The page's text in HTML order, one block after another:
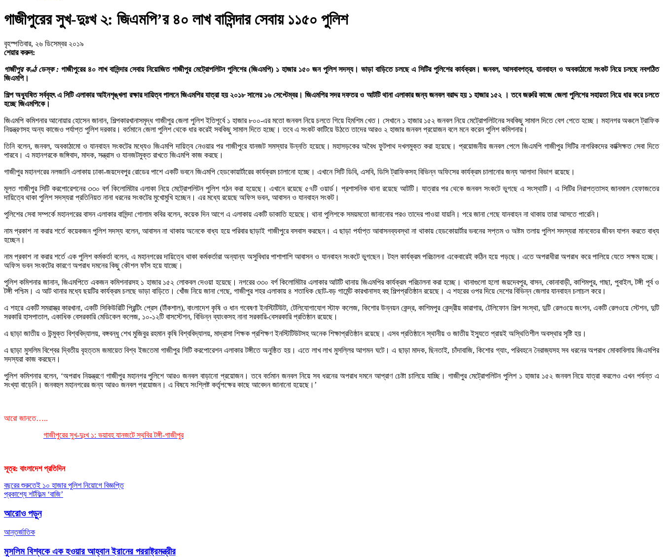
গাজীপুরের সুখ-দুঃখ ২: জিএমপি’র ৪০ লাখ বাসিন্দার সেবায় ১১৫০ পুলিশ
বৃহস্পতিবার, ২৬ ডিসেম্বর ২০১৯
শেয়ার করুন:
গাজীপুর কণ্ঠ ডেস্ক : গাজীপুরের ৪০ লাখ বাসিন্দার সেবায় নিয়োজিত গাজীপুর মেট্রোপলিটন পুলিশের (জিএমপি) ১ হাজার ১৫০ জন পুলিশ সদস্য। ভাড়া বাড়িতে চলছে এ সিটির পুলিশের কার্যক্রম। জনবল, আসবাবপত্র, যানবাহন ও অবকাঠামো সংকট নিয়ে চলছে নবগঠিত
জিএমপি।
শিল্প অধ্যুষিত সর্ববৃহৎ এ সিটি এলাকার আইনশৃঙ্খলা রক্ষার দায়িত্ব পালনে জিএমপির যাত্রা হয় ২০১৮ সালের ১৬ সেপ্টেম্বর। জিএমপির সদর দফতর ও আটটি থানা এলাকার জন্য জনবল বরাদ্দ হয় ১ হাজার ১৫২ । তবে জরুরি কাজে জেলা পুলিশের সহায়তা নিয়ে ধার করে চলতে
হচ্ছে জিএমপিকে।
জিএমপি কমিশনার আনোয়ার হোসেন জানান, শিল্পকারখানাসমৃদ্ধ গাজীপুর জেলা পুলিশ ইতিপূর্বে ১ হাজার ৮০০-এর মতো জনবল নিয়ে চলতে গিয়ে হিমশিম খেত। সেখানে ১ হাজার ১৫২ জনবল নিয়ে মেট্রোপলিটনের সবকিছু সামাল দিতে বেগ পেতে হচ্ছে। মহানগর অঞ্চলে ট্রাফিক
নিয়ন্ত্রণসহ অন্য কাজেও পর্যাপ্ত পুলিশ দরকার। বর্তমানে জেলা পুলিশ থেকে ধার করেই সবকিছু সামাল দিতে হচ্ছে। তবে এ সংকট কাটিয়ে উঠতে তাদের আরও ২ হাজার জনবল প্রয়োজন বলে মনে করেন পুলিশ কমিশনার।
তিনি বলেন, জনবল, অবকাঠামো ও যানবাহন সংকটের মধ্যেও জিএমপি দায়িত্ব নেওয়ার পর গাজীপুরে যানজট সমস্যার উন্নতি হয়েছে। মহাসড়কের অবৈধ ফুটপাথ দখলমুক্ত করা হয়েছে। প্রয়োজনীয় জনবল পেলে জিএমপি গাজীপুর সিটির নাগরিকদের কাক্সিক্ষত সেবা দিতে
পারবে। এ মহানগরকে জঙ্গিবাদ, মাদক, সন্ত্রাস ও যানজটমুক্ত রাখতে জিএমপি কাজ করছে।
গাজীপুর মহানগরের নলজানি এলাকায় ঢাকা-জয়দেবপুর রোডের পাশে একটি ভবনে জিএমপি হেডকোয়ার্টারের কার্যক্রম চালানো হচ্ছে। এখানে সিটি ডিবি, এসবি, ডিসি ট্রাফিকসহ বিভিন্ন অফিসের কার্যক্রম চালানোর জন্য আলাদা বিভাগ রয়েছে।
মূলত গাজীপুর সিটি করপোরেশনের ৩৩০ বর্গ কিলোমিটার এলাকা নিয়ে মেট্রোপলিটন পুলিশ গঠন করা হয়েছে। এখানে রয়েছে ৫৭টি ওয়ার্ড। প্রশাসনিক থানা রয়েছে আটটি। যাত্রার পর থেকে জনবল সংকটে ভুগছে এ সংস্থাটি। এ সিটির নিরাপত্তাসহ জানমাল হেফাজতের
দায়িত্বে থাকা পুলিশ সদস্যরা প্রতিনিয়ত নানা ধরনের সংকটের মুখোমুখি হচ্ছেন। এর মধ্যে রয়েছে অফিস ভবন, আবাসন ও যানবাহন সংকট।
পুলিশের সেবা সম্পর্কে মহানগরের বাসন এলাকার বাসিন্দা গোলাম কবির বলেন, কয়েক দিন আগে এ এলাকায় একটি ডাকাতি হয়েছে। থানা পুলিশকে সময়মতো জানানোর পরও তাদের পাওয়া যায়নি। পরে জানা গেছে যানবাহন না থাকায় তারা আসতে পারেনি।
নাম প্রকাশ না করার শর্তে কয়েকজন পুলিশ সদস্য বলেন, আবাসন না থাকায় অনেকে বাধ্য হয়ে পরিবার ছাড়াই গাজীপুরে বসবাস করছেন। এ ছাড়া পর্যাপ্ত আবাসনব্যবস্থা না থাকায় হেডকোয়ার্টার ভবনের সপ্তম ও অষ্টম তলায় পুলিশ সদস্যরা মানবেতর জীবন যাপন করতে বাধ্য
হচ্ছেন।
নাম প্রকাশ না করার শর্তে এক পুলিশ কর্মকর্তা বলেন, এ মহানগরের দায়িত্বে থাকা কর্মকর্তারা অন্যান্য অসুবিধার পাশাপাশি আবাসন ও যানবাহন সংকটে ভুগছেন। টহল কার্যক্রম পরিচালনা একেবারেই কঠিন হয়ে পড়ছে। এতে অপরাধীরা অপরাধ করে পালিয়ে যেতে সক্ষম হচ্ছে।
অফিস ভবন সংকটের কারণে অপরাধ দমনের কিছু কৌশল ফাঁস হয়ে যাচ্ছে।
পুলিশ কমিশনার জানান, জিএমপিতে একজন কমিশনারসহ ১ হাজার ১৫২ লোকবল দেওয়া হয়েছে। নগরের ৩৩০ বর্গ কিলোমিটার এলাকার আটটি থানায় জিএমপির কার্যক্রম পরিচালনা করা হচ্ছে। থানাগুলো হলো জয়দেবপুর, বাসন, কোনাবাড়ী, কাশিমপুর, গাছা, পুবাইল, টঙ্গী পূর্ব ও
টঙ্গী পশ্চিম। এ আট থানার মধ্যে ছয়টির কার্যক্রম চলছে ভাড়া বাড়িতে। খোঁজ নিয়ে জানা গেছে, গাজীপুর শহর এলাকায় ৪ শতাধিক ছোট-বড় গার্মেন্ট কারখানাসহ বহু শিল্পপ্রতিষ্ঠান রয়েছে। এ শহরের ওপর দিয়ে দেশের বিভিন্ন জেলার যানবাহন চলাচল করে।
এ শহরে একটি সমরাস্ত্র কারখানা, একটি সিকিউরিটি প্রিন্টিং প্রেস (টাঁকশাল), বাংলাদেশ কৃষি ও ধান গবেষণা ইনস্টিটিউট, টেলিযোগাযোগ স্টাফ কলেজ, কিশোর উন্নয়ন কেন্দ্র, কাশিমপুর কেন্দ্রীয় কারাগার, টেলিফোন শিল্প সংস্থা, দুটি রেলওয়ে জংশন, একটি রেলওয়ে স্টেশন, দুটি
সরকারি হাসপাতাল, একাধিক বেসরকারি মেডিকেল কলেজ, ১০-১২টি বাসস্টেশন, বিভিন্ন ব্যাংকসহ নানা সরকারি-বেসরকারি প্রতিষ্ঠান রয়েছে।
এ ছাড়া জাতীয় ও উন্মুক্ত বিশ্ববিদ্যালয়, বঙ্গবন্ধু শেখ মুজিবুর রহমান কৃষি বিশ্ববিদ্যালয়, মাদ্রাসা শিক্ষক প্রশিক্ষণ ইনস্টিটিউটসহ অনেক শিক্ষাপ্রতিষ্ঠান রয়েছে। এসব প্রতিষ্ঠানে স্থানীয় ও জাতীয় ইস্যুতে প্রায়ই অস্থিতিশীল অবস্থার সৃষ্টি হয়।
এ ছাড়া মুসলিম বিশ্বের দ্বিতীয় বৃহত্তম জমায়েত বিশ্ব ইজতেমা গাজীপুর সিটি করপোরেশন এলাকার টঙ্গীতে অনুষ্ঠিত হয়। এতে লাখ লাখ মুসল্লির আগমন ঘটে। এ ছাড়া মাদক, ছিনতাই, চাঁদাবাজি, কিশোর গ্যাং, পরিবহনে নৈরাজ্যসহ সব ধরনের অপরাধ মোকাবিলায় জিএমপির
সদস্যরা কাজ করছেন।
পুলিশ কমিশনার বলেন, ‘অপরাধ নিয়ন্ত্রণে গাজীপুর মহানগর পুলিশে আরও জনবল বাড়ানো প্রয়োজন। তবে বর্তমান জনবল নিয়ে সব ধরনের অপরাধ দমনে আপ্রাণ চেষ্টা চালিয়ে যাচ্ছি। গাজীপুর মেট্রোপলিটন পুলিশ ১ হাজার ১৫২ জনবল নিয়ে যাত্রা করলেও এখন পর্যন্ত এ
সংখ্যা বাড়েনি। জনবহুল মহানগরের জন্য আরও জনবল প্রয়োজন। এ বিষযে সংশ্লিষ্ট কর্তৃপক্ষের কাছে আবেদন জানানো হয়েছে।’
আরো জানতে…..
গাজীপুরের সুখ-দুঃখ ১: ভয়াবহ যানজটে স্থবির টঙ্গী-গাজীপুর
সূত্র: বাংলাদেশ প্রতিদিন
Post
navigation
বছরের শুরুতেই ১০ হাজার পুলিশ নিয়োগে বিজ্ঞপ্তি
প্রকাশ্যে শর্টফিল্ম ‘বাজি’
আরোও পড়ুন
আন্তর্জাতিক
মুসলিম বিশ্বকে এক হওয়ার আহ্বান ইরানের পররাষ্ট্রমন্ত্রীর